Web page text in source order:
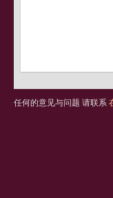
任何的意见与问题 请联系